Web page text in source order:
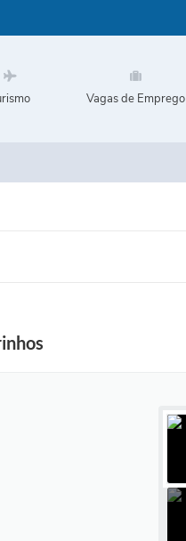
Vagas de Emprego